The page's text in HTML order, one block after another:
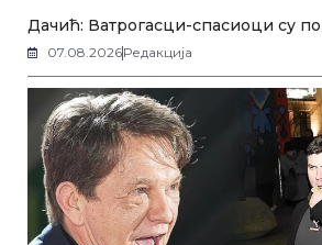
Дачић: Ватрогасци-спасиоци су
07.08.2026Редакција